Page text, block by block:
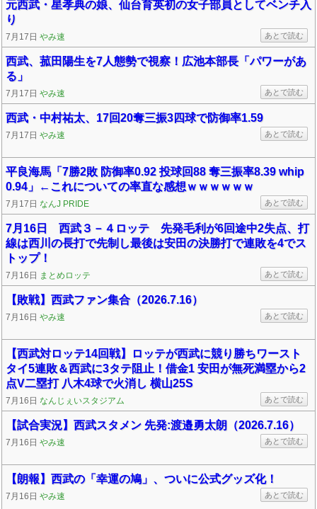
元西武・星孝典の娘、仙台育英初の女子部員としてベンチ入
り
7月17日 やみ速 あとで読む
西武、菰田陽生を7人態勢で視察！広池本部長「パワーがあ
る」
7月17日 やみ速 あとで読む
西武・中村祐太、17回20奪三振3四球で防御率1.59
7月17日 やみ速 あとで読む
平良海馬「7勝2敗 防御率0.92 投球回88 奪三振率8.39 whip
0.94」←これについての率直な感想ｗｗｗｗｗｗ
7月17日 なんJ PRIDE あとで読む
7月16日 西武３－４ロッテ 先発毛利が6回途中2失点、打
線は西川の長打で先制し最後は安田の決勝打で連敗を4でス
トップ！
7月16日 まとめロッテ あとで読む
【敗戦】西武ファン集合（2026.7.16）
7月16日 やみ速 あとで読む
【西武対ロッテ14回戦】ロッテが西武に競り勝ちワースト
タイ5連敗＆西武に3タテ阻止！借金1 安田が無死満塁から2
点V二塁打 八木4球で火消し 横山25S
7月16日 なんじぇいスタジアム あとで読む
【試合実況】西武スタメン 先発:渡邉勇太朗（2026.7.16）
7月16日 やみ速 あとで読む
【朗報】西武の「幸運の鳩」、ついに公式グッズ化！
7月16日 やみ速 あとで読む